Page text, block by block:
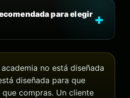
para elegir
no está diseñada
diseñada para que
compras. Un cliente